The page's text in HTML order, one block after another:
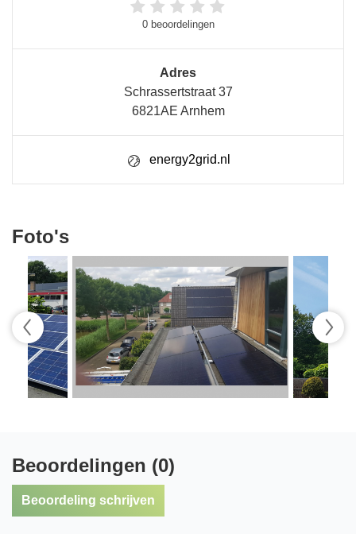
0 beoordelingen
Adres
Schrassertstraat 37
6821AE Arnhem
energy2grid.nl
Foto's
Beoordelingen (0)
Beoordeling schrijven